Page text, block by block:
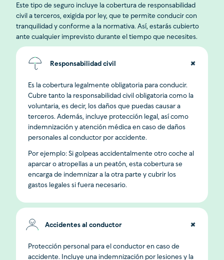
Este tipo de seguro incluye la cobertura de responsabilidad
civil a terceros, exigida por ley, que te permite conducir con
tranquilidad y conforme a la normativa. Así, estarás cubierto
ante cualquier imprevisto durante el tiempo que necesites.
Responsabilidad civil
Es la cobertura legalmente obligatoria para conducir.
Cubre tanto la responsabilidad civil obligatoria como la
voluntaria, es decir, los daños que puedas causar a
terceros. Además, incluye protección legal, así como
indemnización y atención médica en caso de daños
personales al conductor por accidente.
Por ejemplo: Si golpeas accidentalmente otro coche al
aparcar o atropellas a un peatón, esta cobertura se
encarga de indemnizar a la otra parte y cubrir los
gastos legales si fuera necesario.
Accidentes al conductor
Protección personal para el conductor en caso de
accidente. Incluye una indemnización por lesiones y la